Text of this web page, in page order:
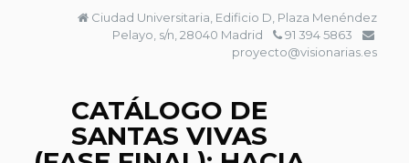
Ciudad Universitaria, Edificio D, Plaza Menéndez
Pelayo, s/n, 28040 Madrid
91 394 5863
proyecto@visionarias.es
CATÁLOGO DE
SANTAS VIVAS